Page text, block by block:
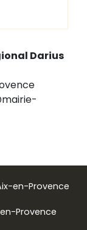
Darius
en-Provence
en-Provence